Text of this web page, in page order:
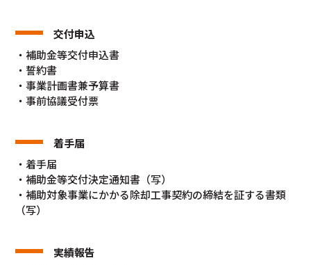
交付申込
・補助金等交付申込書
・誓約書
・事業計画書兼予算書
・事前協議受付票
着手届
・着手届
・補助金等交付決定通知書（写）
・補助対象事業にかかる除却工事契約の締結を証する書類
（写）
実績報告